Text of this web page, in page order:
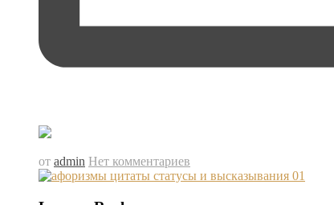
от admin Нет комментариев